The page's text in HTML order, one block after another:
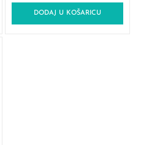
DODAJ U KOŠARICU